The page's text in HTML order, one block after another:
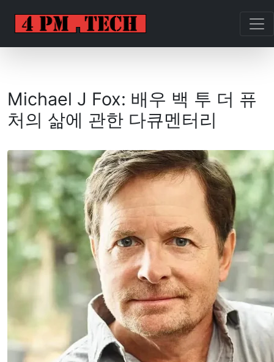
Michael J Fox: 배우 백 투 더 퓨
처의 삶에 관한 다큐멘터리